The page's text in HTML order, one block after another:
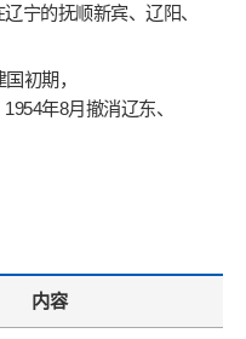
宁的抚顺新宾、辽阳、
初期，
年8月撤消辽东、
内容